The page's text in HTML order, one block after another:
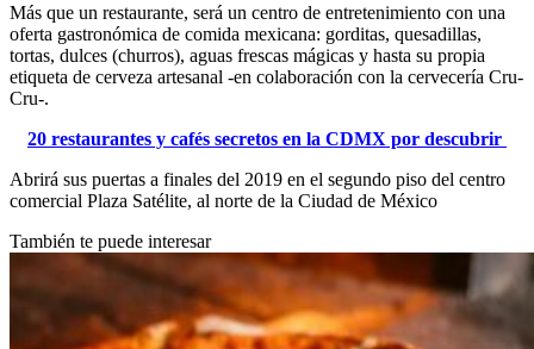
Más que un restaurante, será un centro de entretenimiento con una
oferta gastronómica de comida mexicana: gorditas, quesadillas,
tortas, dulces (churros), aguas frescas mágicas y hasta su propia
etiqueta de cerveza artesanal -en colaboración con la cervecería Cru-
Cru-.
20 restaurantes y cafés secretos en la CDMX por descubrir
Abrirá sus puertas a finales del 2019 en el segundo piso del centro
comercial Plaza Satélite, al norte de la Ciudad de México
También te puede interesar